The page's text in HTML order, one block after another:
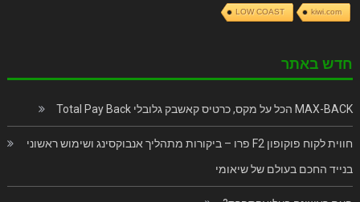
kiwi.com
LOW COAST
חדש באתר
MAX-BACK הכל על מקס, כרטיס קאשבק גלובלי Total Pay Back
חווית לקוח פוקופון F2 פרו – ביקורות מתהליך אנבוקסינג ושימוש ראשוני
בנייד החכם בעולם של שיאומי